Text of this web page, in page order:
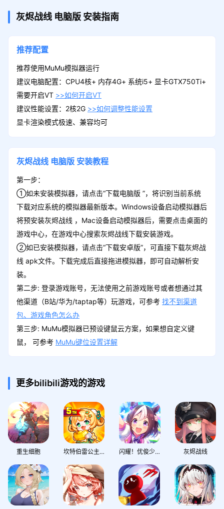
灰烬战线 电脑版 安装指南
推荐配置
推荐使用MuMu模拟器运行
建议电脑配置：CPU4核+ 内存4G+ 系统i5+ 显卡GTX750Ti+
需要开启VT >>如何开启VT
建议性能设置：2核2G >>如何调整性能设置
显卡渲染模式极速、兼容均可
灰烬战线 电脑版 安装教程
第一步：
①如未安装模拟器，请点击“下载电脑版 ”，将识别当前系统
下载对应系统的模拟器最新版本。Windows设备启动模拟器后
将预安装灰烬战线 ，Mac设备启动模拟器后，需要点击桌面的
游戏中心，在游戏中心搜索灰烬战线下载安装游戏。
②如已安装模拟器，请点击“下载安卓版”，可直接下载灰烬战
线 apk文件。下载完成后直接拖进模拟器，即可自动解析安
装。
第二步: 登录游戏账号，无法使用之前游戏账号或者想通过其
他渠道（B站/华为/taptap等）玩游戏，可参考 找不到渠道
包、游戏角色怎么办
第三步: MuMu模拟器已预设键鼠云方案，如果想自定义键
鼠， 可参考 MuMu键位设置详解
更多bilibili游戏的游戏
重生细胞 坎特伯雷公主与骑士唤醒冠军之剑的奇幻冒险 闪耀！优俊少女 灰烬战线